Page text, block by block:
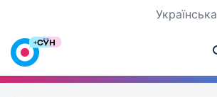
Українська